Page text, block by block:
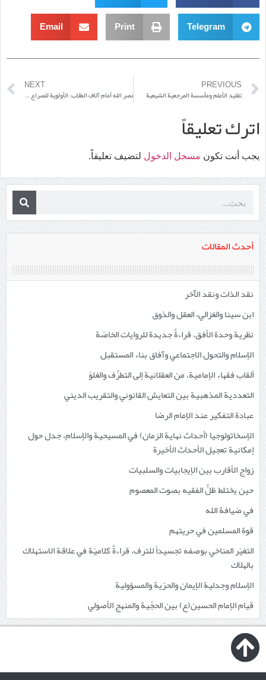
أحدث المقالات
نقد الذات ونقد الآخر
ابن سينا والغزالي، العقل والذوق
نظرية وحدة الأفق، قراءةٌ جديدة للروايات الخاصّة
الإسلام والتحول الاجتماعي وآفاق بناء المستقبل
ألقاب فقهاء الإمامية، من العقلانية إلى التطرُّف والغلوّ
التعددية المذهبية بين التعايش القانوني والتقريب الديني
عبادة التفكير عند الإمام الرضا
الإسخاتولوجيا (أحداث نهاية الزمان) في المسيحية والإسلام، جدل حول
إمكانية تعجيل الأحداث الأخيرة
زواج الأقارب بين الإيجابيات والسلبيات
حين يختلط ظلُّ الفقيه بصوت المعصوم
في ضيافة الله
قوة المسلمين في حريتهم
التغيّر المناخي بوصفه تجسيداً للترف، قراءةٌ كلاميّة في علاقة الاستهلاك
بالهلاك
الإسلام وجدلية الإيمان والحرّية والمسؤولية
قيام الإمام الحسين(ع) بين الحجِّية والمنهج الأصولي
Telegram
Print
Email
PREVIOUS
تقليد الأعلم ومأسسة المرجعية الشيعية
NEXT
نصر الله أمام آلاف الطلاب: الأولوية للصراع الفكري ومواجهة التحدي العلمي السلفية الشيعية تغذيها المناخات المذهبية.. والخلافات الفقهية
اترك تعليقاً
يجب أنت تكون مسجل الدخول لتضيف تعليقاً.